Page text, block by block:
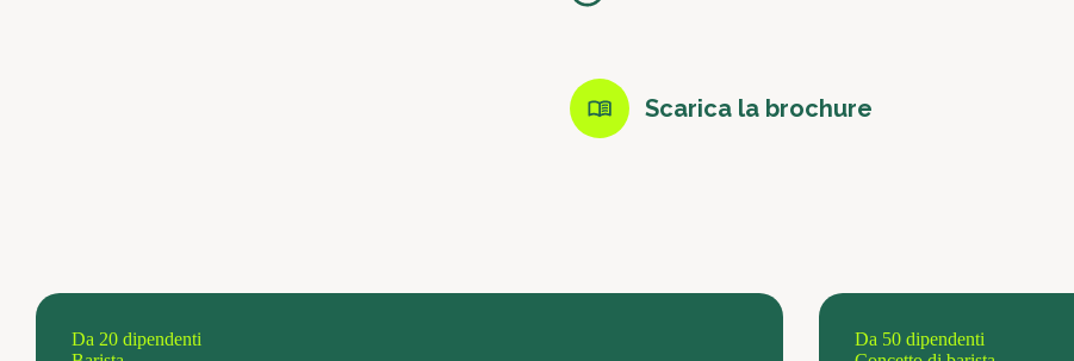
Scarica la brochure
Da 20 dipendenti
Da 50 dipendenti